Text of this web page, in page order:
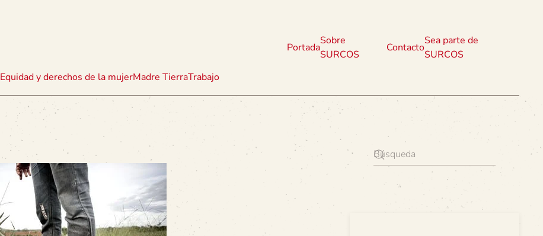
Equidad y derechos de la mujerMadre TierraTrabajo
Portada
Sobre
SURCOS
Contacto
Sea parte de
SURCOS